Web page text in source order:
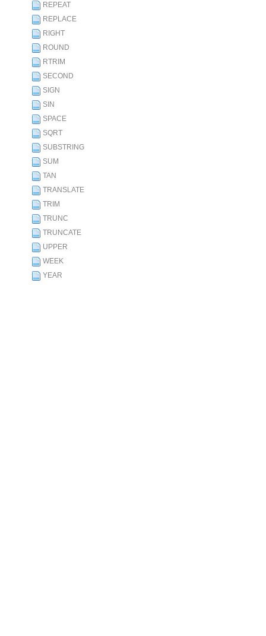
REPEAT
REPLACE
RIGHT
ROUND
RTRIM
SECOND
SIGN
SIN
SPACE
SQRT
SUBSTRING
SUM
TAN
TRANSLATE
TRIM
TRUNC
TRUNCATE
UPPER
WEEK
YEAR